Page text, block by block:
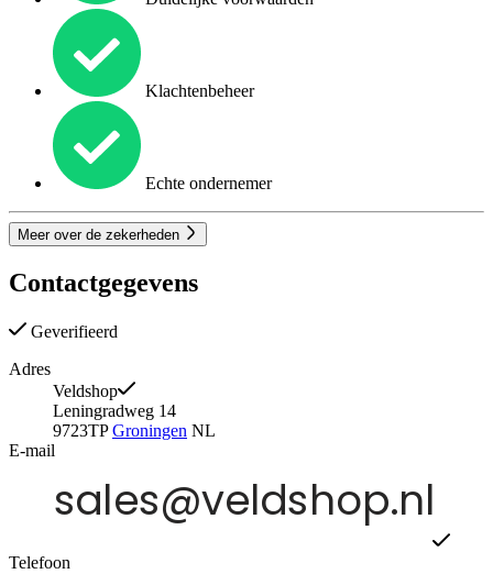
Klachtenbeheer
Echte ondernemer
Meer over de zekerheden
Contactgegevens
Geverifieerd
Adres
Veldshop
Leningradweg 14
9723TPGroningen NL
E-mail
Telefoon